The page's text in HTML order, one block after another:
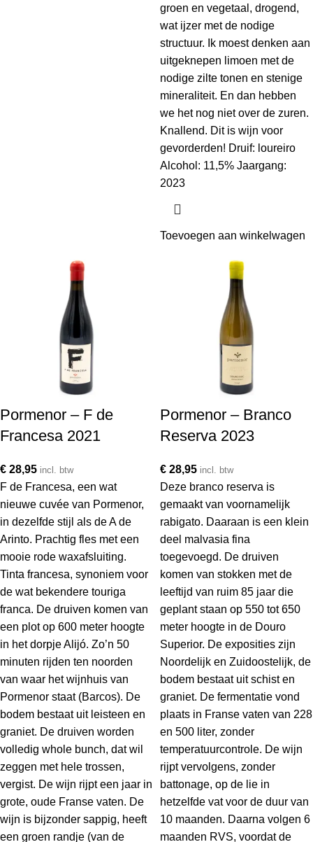
groen en vegetaal, drogend,
wat ijzer met de nodige
structuur. Ik moest denken aan
uitgeknepen limoen met de
nodige zilte tonen en stenige
mineraliteit. En dan hebben
we het nog niet over de zuren.
Knallend. Dit is wijn voor
gevorderden! Druif: loureiro
Alcohol: 11,5% Jaargang:
2023
Toevoegen aan winkelwagen
Pormenor – F de
Francesa 2021
€ 28,95 incl. btw
F de Francesa, een wat
nieuwe cuvée van Pormenor,
in dezelfde stijl als de A de
Arinto. Prachtig fles met een
mooie rode waxafsluiting.
Tinta francesa, synoniem voor
de wat bekendere touriga
franca. De druiven komen van
een plot op 600 meter hoogte
in het dorpje Alijó. Zo’n 50
minuten rijden ten noorden
van waar het wijnhuis van
Pormenor staat (Barcos). De
bodem bestaat uit leisteen en
graniet. De druiven worden
volledig whole bunch, dat wil
zeggen met hele trossen,
vergist. De wijn rijpt een jaar in
grote, oude Franse vaten. De
wijn is bijzonder sappig, heeft
een groen randje (van de
Pormenor – Branco
Reserva 2023
€ 28,95 incl. btw
Deze branco reserva is
gemaakt van voornamelijk
rabigato. Daaraan is een klein
deel malvasia fina
toegevoegd. De druiven
komen van stokken met de
leeftijd van ruim 85 jaar die
geplant staan op 550 tot 650
meter hoogte in de Douro
Superior. De exposities zijn
Noordelijk en Zuidoostelijk, de
bodem bestaat uit schist en
graniet. De fermentatie vond
plaats in Franse vaten van 228
en 500 liter, zonder
temperatuurcontrole. De wijn
rijpt vervolgens, zonder
battonage, op de lie in
hetzelfde vat voor de duur van
10 maanden. Daarna volgen 6
maanden RVS, voordat de